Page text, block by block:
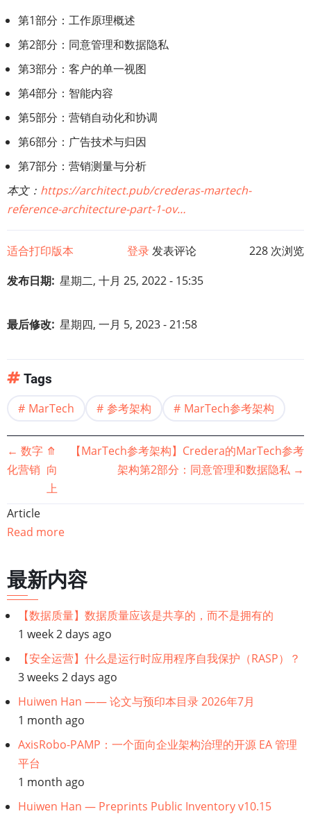
第1部分：工作原理概述
第2部分：同意管理和数据隐私
第3部分：客户的单一视图
第4部分：智能内容
第5部分：营销自动化和协调
第6部分：广告技术与归因
第7部分：营销测量与分析
本文： https://architect.pub/crederas-martech-
reference-architecture-part-1-ov…
适合打印版本 登录发表评论
228 次浏览
发布日期 星期二, 十月 25, 2022 - 15:35
最后修改 星期四, 一月 5, 2023 - 21:58
Tags
MarTech 参考架构 MarTech参考架构
书
籍
遍
链
接：
【MarTech
参
考
架
构】
Credera
← 数字
化营销
⤊
向
上
【MarTech参考架构】Credera的MarTech参考
架构第2部分：同意管理和数据隐私 →
Article
Read more
最新内容
【数据质量】数据质量应该是共享的，而不是拥有的
1 week 2 days ago
【安全运营】什么是运行时应用程序自我保护（RASP）？
3 weeks 2 days ago
Huiwen Han —— 论文与预印本目录 2026年7月
1 month ago
AxisRobo-PAMP：一个面向企业架构治理的开源 EA 管理
平台
1 month ago
Huiwen Han — Preprints Public Inventory v10.15